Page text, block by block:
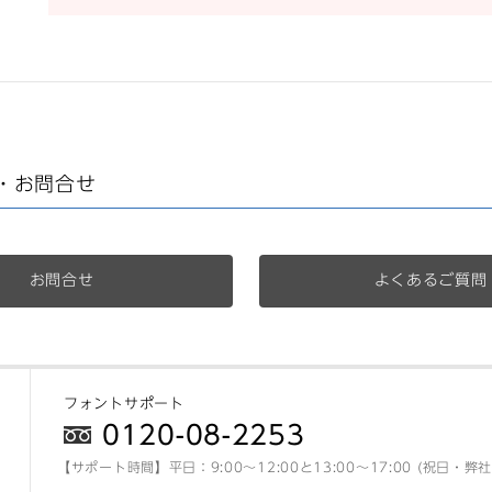
お問合せ
お問合せ よくあるご質問
フォントサポート
0120-08-2253
【サポート時間】平日：9:00～12:00と13:00～17:00 (祝日・弊社